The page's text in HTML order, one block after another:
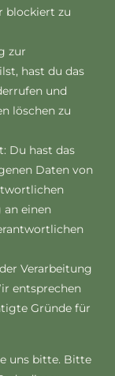
blockiert zu
zur
hast du das
und
löschen zu
Du hast das
Daten von
an einen
Verarbeitung
entsprechen
Gründe für
uns bitte. Bitte